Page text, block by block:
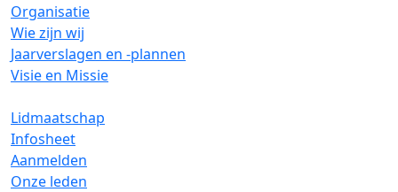
Organisatie
Wie zijn wij
Jaarverslagen en -plannen
Visie en Missie
Lidmaatschap
Infosheet
Aanmelden
Onze leden